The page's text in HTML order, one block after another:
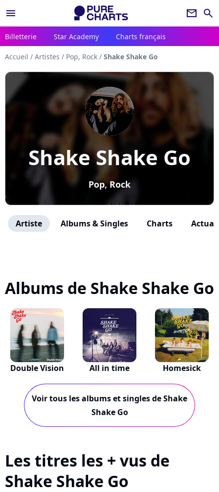
menu newsletter search
Billetterie Star Academy Charts français
Accueil / Artistes / Pop, Rock / Shake Shake Go
Shake Shake Go
Pop, Rock
Artiste Albums & Singles Charts
Albums de Shake Shake Go
Double Vision All in time Homesick
Voir tous les albums et singles de Shake
Shake Go
Les titres les + vus de
Shake Shake Go